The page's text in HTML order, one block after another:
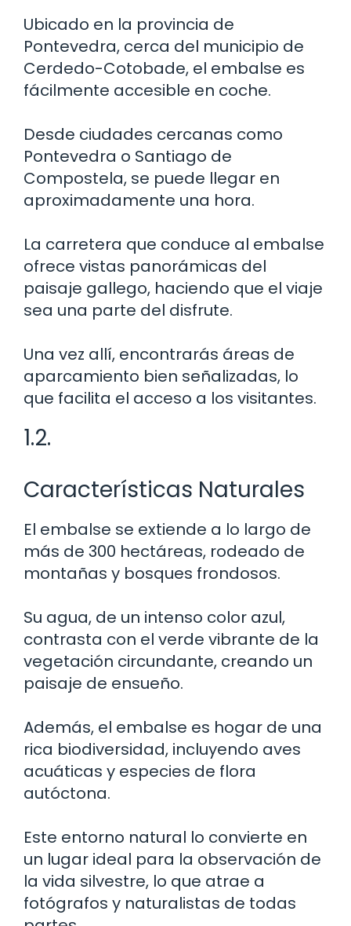
Ubicado en la provincia de
Pontevedra, cerca del municipio de
Cerdedo-Cotobade, el embalse es
fácilmente accesible en coche.
Desde ciudades cercanas como
Pontevedra o Santiago de
Compostela, se puede llegar en
aproximadamente una hora.
La carretera que conduce al embalse
ofrece vistas panorámicas del
paisaje gallego, haciendo que el viaje
sea una parte del disfrute.
Una vez allí, encontrarás áreas de
aparcamiento bien señalizadas, lo
que facilita el acceso a los visitantes.
1.2.
Características Naturales
El embalse se extiende a lo largo de
más de 300 hectáreas, rodeado de
montañas y bosques frondosos.
Su agua, de un intenso color azul,
contrasta con el verde vibrante de la
vegetación circundante, creando un
paisaje de ensueño.
Además, el embalse es hogar de una
rica biodiversidad, incluyendo aves
acuáticas y especies de flora
autóctona.
Este entorno natural lo convierte en
un lugar ideal para la observación de
la vida silvestre, lo que atrae a
fotógrafos y naturalistas de todas